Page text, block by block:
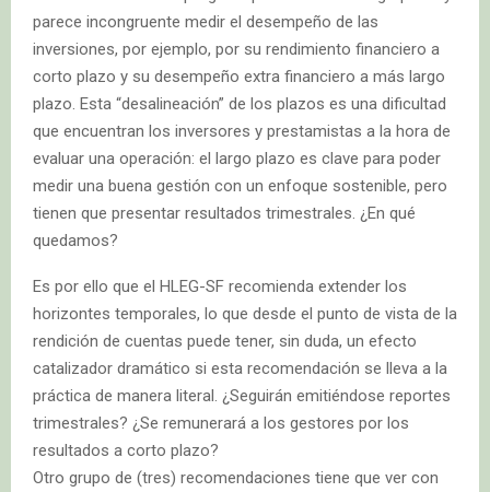
parece incongruente medir el desempeño de las
inversiones, por ejemplo, por su rendimiento financiero a
corto plazo y su desempeño extra financiero a más largo
plazo. Esta “desalineación” de los plazos es una dificultad
que encuentran los inversores y prestamistas a la hora de
evaluar una operación: el largo plazo es clave para poder
medir una buena gestión con un enfoque sostenible, pero
tienen que presentar resultados trimestrales. ¿En qué
quedamos?
Es por ello que el HLEG-SF recomienda extender los
horizontes temporales, lo que desde el punto de vista de la
rendición de cuentas puede tener, sin duda, un efecto
catalizador dramático si esta recomendación se lleva a la
práctica de manera literal. ¿Seguirán emitiéndose reportes
trimestrales? ¿Se remunerará a los gestores por los
resultados a corto plazo?
Otro grupo de (tres) recomendaciones tiene que ver con